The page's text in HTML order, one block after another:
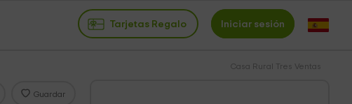
Tarjetas Regalo Iniciar sesión
Casa Rural Tres Ventas
Guardar